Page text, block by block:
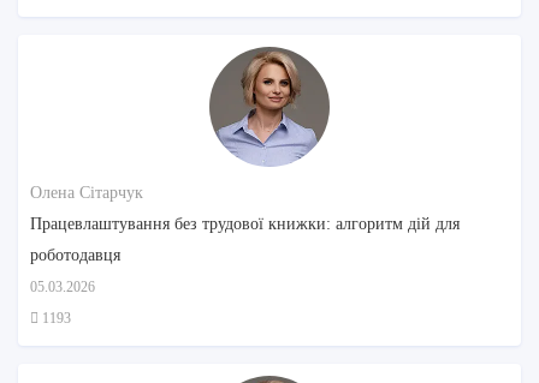
Олена Сітарчук
Працевлаштування без трудової книжки: алгоритм дій для
роботодавця
05.03.2026
1193